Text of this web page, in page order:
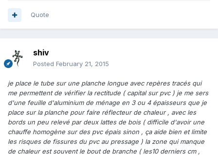
Quote
shiv
Posted February 21, 2015
je place le tube sur une planche longue avec repères tracés qui
me permettent de vérifier la rectitude ( capital sur pvc ) je me sers
d'une feuille d'aluminium de ménage en 3 ou 4 épaisseurs que je
place sur la planche pour faire réflecteur de chaleur , avec les
bords un peu relevé par deux lattes de bois ( difficile d'avoir une
chauffe homogène sur des pvc épais sinon , ça aide bien et limite
les risques de fissures du pvc au pressage ) la zone qui manque
de chaleur est souvent le bout de branche ( les10 derniers cm ,